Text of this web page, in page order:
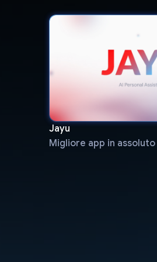
Jayu
Migliore app in assoluto